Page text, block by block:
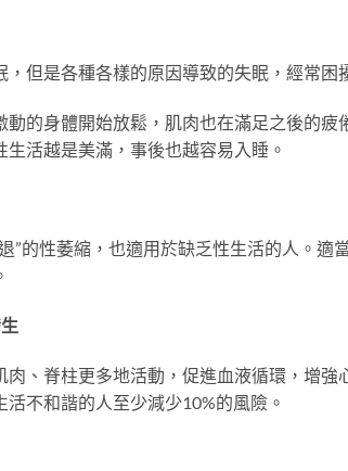
是各種各樣的原因導致的失眠，經常困
的身體開始放鬆，肌肉也在滿足之後的疲
活越是美滿，事後也越容易入睡。
性萎縮，也適用於缺乏性生活的人。適
脊柱更多地活動，促進血液循環，增強
不和諧的人至少減少10%的風險。